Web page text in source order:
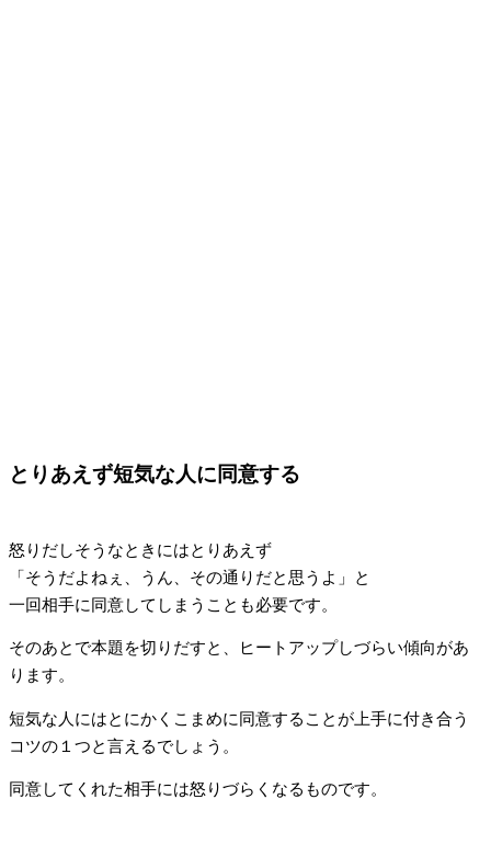
とりあえず短気な人に同意する
怒りだしそうなときにはとりあえず
「そうだよねぇ、うん、その通りだと思うよ」と
一回相手に同意してしまうことも必要です。
そのあとで本題を切りだすと、ヒートアップしづらい傾向があ
ります。
短気な人にはとにかくこまめに同意することが上手に付き合う
コツの１つと言えるでしょう。
同意してくれた相手には怒りづらくなるものです。